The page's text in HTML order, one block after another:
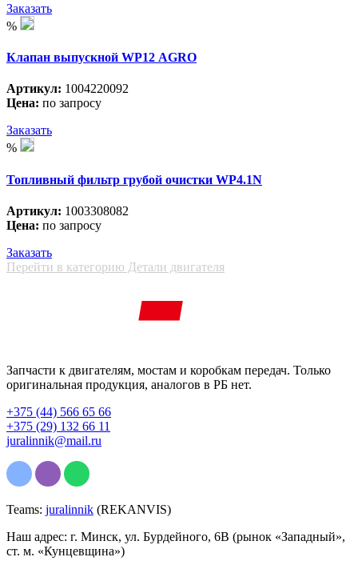
Заказать
%
Клапан выпускной WP12 АGRO
Артикул: 1004220092
Цена: по запросу
Заказать
%
Топливный фильтр грубой очистки WP4.1N
Артикул: 1003308082
Цена: по запросу
Заказать
Перейти в категорию Детали двигателя
Запчасти к двигателям, мостам и коробкам передач. Только
оригинальная продукция, аналогов в РБ нет.
+375 (44) 566 65 66
+375 (29) 132 66 11
juralinnik@mail.ru
Teams: juralinnik (REKANVIS)
Наш адрес: г. Минск, ул. Бурдейного, 6В (рынок «Западный»,
ст. м. «Кунцевщина»)